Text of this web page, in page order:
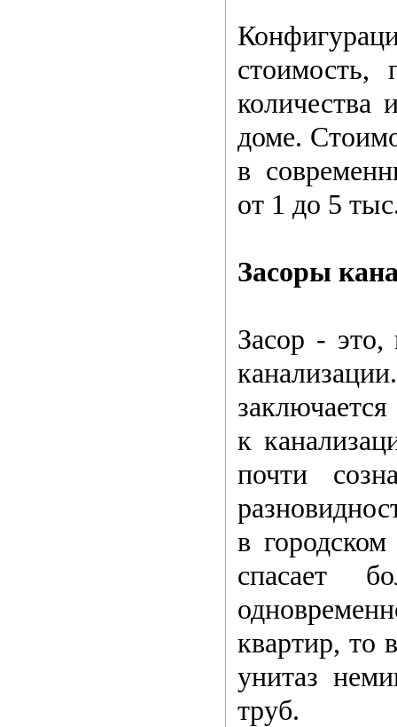
стоимость,
количества
доме.
в
от 1 до 5
Засоры
Засор - это,
к
почти
в
спасает
квартир, то
унитаз
труб.